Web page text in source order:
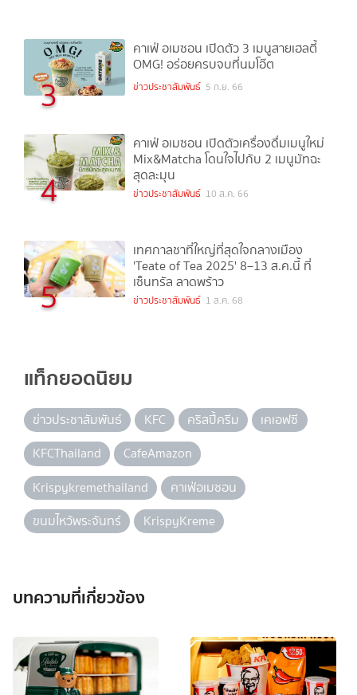
3
คาเฟ่ อเมซอน เปิดตัว 3 เมนูสายเฮลตี้
OMG! อร่อยครบจบที่นมโอ๊ต
ข่าวประชาสัมพันธ์ 5 ก.ย. 66
4
คาเฟ่ อเมซอน เปิดตัวเครื่องดื่มเมนูใหม่
Mix&Matcha โดนใจไปกับ 2 เมนูมัทฉะ
สุดละมุน
ข่าวประชาสัมพันธ์ 10 ส.ค. 66
5
เทศกาลชาที่ใหญ่ที่สุดใจกลางเมือง
'Teate of Tea 2025' 8–13 ส.ค.นี้ ที่
เซ็นทรัล ลาดพร้าว
ข่าวประชาสัมพันธ์ 1 ส.ค. 68
แท็กยอดนิยม
ข่าวประชาสัมพันธ์ KFC คริสปี้ครีม
เคเอฟซี
KFCThailand
CafeAmazon
Krispykremethailand
คาเฟ่อเมซอน
ขนมไหว้พระจันทร์
KrispyKreme
บทความที่เกี่ยวข้อง